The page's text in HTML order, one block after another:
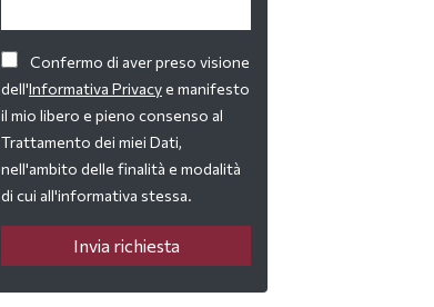
Confermo di aver preso visione
dell'Informativa Privacye manifesto
il mio libero e pieno consenso al
Trattamento dei miei Dati,
nell'ambito delle finalità e modalità
di cui all'informativa stessa.
Invia richiesta